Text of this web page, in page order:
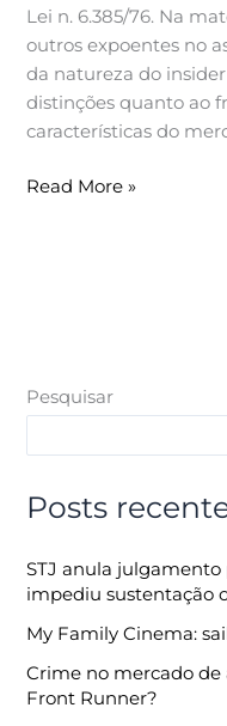
Lei n. 6.385/76. Na
outros expoentes no
da natureza do
distinções quanto ao
características do
Read More »
Pesquisar
Posts
STJ anula
impediu sustentação
My Family Cinema:
Crime no mercado de
Front Runner?